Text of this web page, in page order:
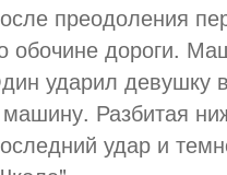
преодоления
обочине дороги.
ударил девушку
Разбитая
удар и